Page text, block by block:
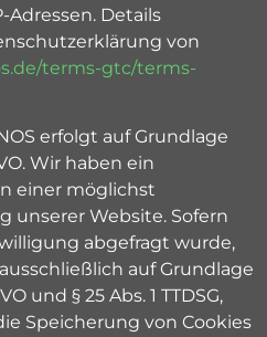
Adressen. Details
von
terms-gtc/terms-
erfolgt auf Grundlage
Wir haben ein
einer möglichst
unserer Website. Sofern
abgefragt wurde,
auf Grundlage
und § 25 Abs. 1 TTDSG,
Speicherung von Cookies